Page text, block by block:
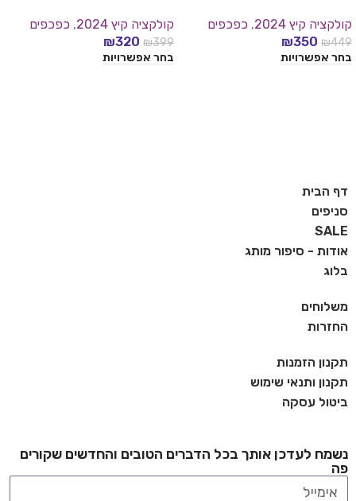
קולקציה קיץ 2024 , כפכפים
₪449
₪350
בחר אפשרויות
קולקציה קיץ 2024 , כפכפים
₪399
₪320
בחר אפשרויות
דף הבית
סניפים
SALE
אודות - סיפור מותג
בלוג
משלוחים
החזרות
תקנון הזמנות
תקנון ותנאי שימוש
ביטול עסקה
נשמח לעדכן אותך בכל הדברים הטובים והחדשים שקורים
פה